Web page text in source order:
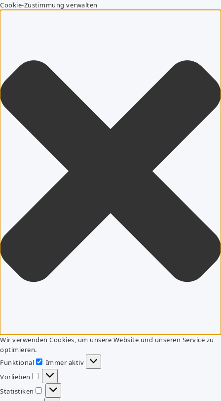
Cookie-Zustimmung verwalten
Wir verwenden Cookies, um unsere Website und unseren Service zu
optimieren.
Funktional
Funktional
Immer aktiv
Vorlieben
Vorlieben
Statistiken
Statistiken